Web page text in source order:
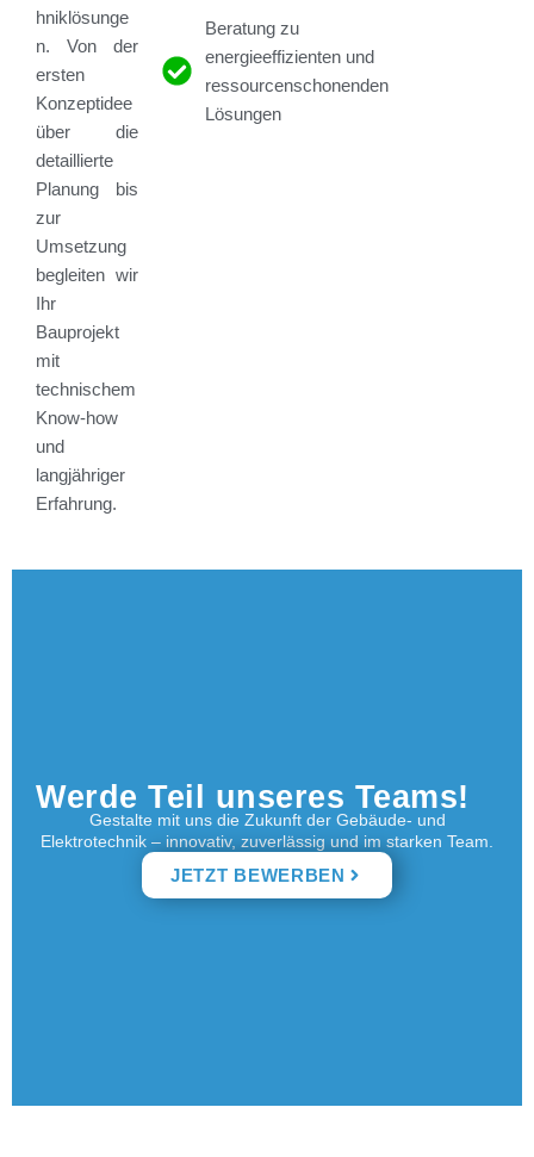
hniklösunge
n. Von der
ersten
Konzeptidee
über die
detaillierte
Planung bis
zur
Umsetzung
begleiten wir
Ihr
Bauprojekt
mit
technischem
Know-how
und
langjähriger
Erfahrung.
Beratung zu
energieeffizienten und
ressourcenschonenden
Lösungen
Werde Teil unseres Teams!
Gestalte mit uns die Zukunft der Gebäude- und
Elektrotechnik – innovativ, zuverlässig und im starken Team.
JETZT BEWERBEN